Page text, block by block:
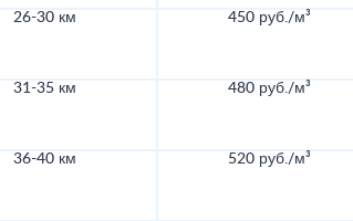
26-30 км 450 руб./м³
31-35 км 480 руб./м³
36-40 км 520 руб./м³